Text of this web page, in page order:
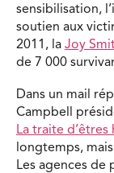
sensibilisation,
soutien aux
2011, la Joy
de 7 000
Dans un mail
Campbell
La traite d’êtres
longtemps,
Les agences de